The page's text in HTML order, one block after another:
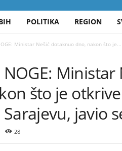
POLITIKA REGION
Ministar Nešić dotaknuo dno, nakon što je...
NOGE: Ministar
što je
javio
28